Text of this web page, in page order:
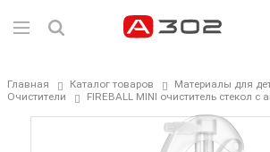
Главная Каталог товаров
Материалы для
Очистители
FIREBALL MINI очиститель стекол с